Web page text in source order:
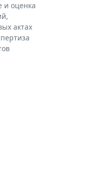
и оценка
актах